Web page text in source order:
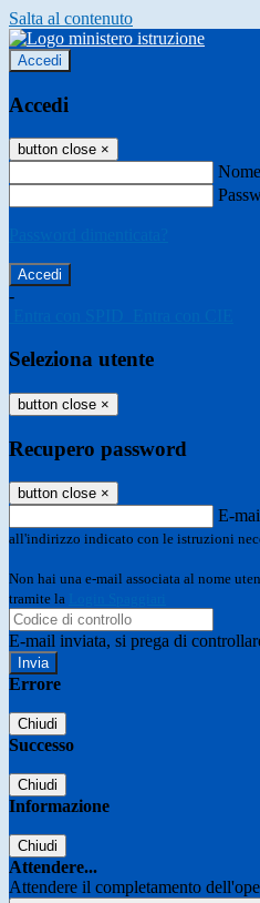
Salta al contenuto
Accedi
Accedi
button close ×
-
Seleziona utente
button close ×
Recupero password
button close ×
E-
all'indirizzo indicato con le istruzioni
Non hai una e-mail associata al nome
tramite la
E-mail inviata, si prega di
Errore
Chiudi
Successo
Chiudi
Informazione
Chiudi
Attendere...
Attendere il completamento